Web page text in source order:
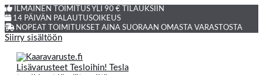
ILMAINEN TOIMITUS YLI 90 € TILAUKSIIN
14 PÄIVÄN PALAUTUSOIKEUS
NOPEAT TOIMITUKSET AINA SUORAAN OMASTA VARASTOSTA
Siirry sisältöön